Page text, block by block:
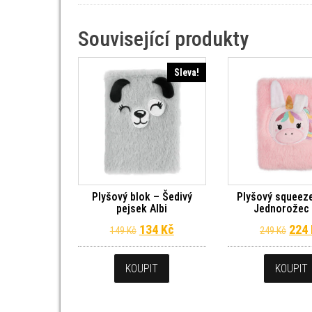
Související produkty
Sleva!
Plyšový blok – Šedivý
pejsek Albi
149Kč Původní cena byla: 149 Kč.
134 KčAktuální cena je: 134 Kč.
KOUPIT
Plyšový
Jednorožec
249Kč 224
KOUPIT